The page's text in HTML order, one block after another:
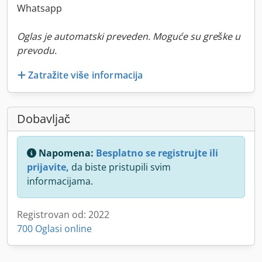
Whatsapp
Oglas je automatski preveden. Moguće su greške u
prevodu.
Zatražite više informacija
Dobavljač
Napomena: Besplatno se registrujte ili
prijavite, da biste pristupili svim
informacijama.
Registrovan od: 2022
700 Oglasi online